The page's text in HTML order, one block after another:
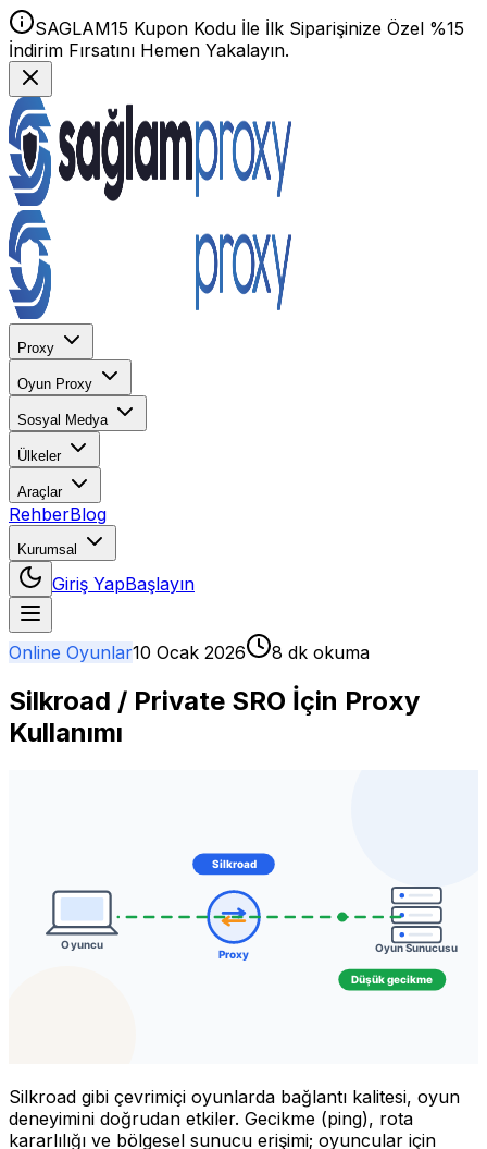
SAGLAM15 Kupon Kodu İle İlk Siparişinize Özel %15
İndirim Fırsatını Hemen Yakalayın.
Proxy
Oyun Proxy
Sosyal Medya
Ülkeler
Araçlar
RehberBlog
Kurumsal
Giriş YapBaşlayın
Online Oyunlar10 Ocak 2026 8 dk okuma
Silkroad / Private SRO İçin Proxy
Kullanımı
Silkroad gibi çevrimiçi oyunlarda bağlantı kalitesi, oyun
deneyimini doğrudan etkiler. Gecikme (ping), rota
kararlılığı ve bölgesel sunucu erişimi; oyuncular için